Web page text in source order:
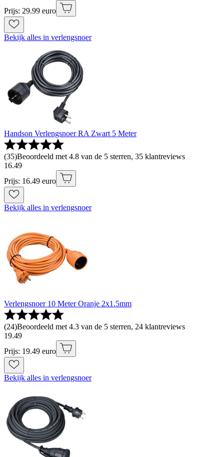
Prijs: 29.99 euro
Bekijk alles in verlengsnoer
Handson Verlengsnoer RA Zwart 5 Meter
(35)Beoordeeld met 4.8 van de 5 sterren, 35 klantreviews
16.49
Prijs: 16.49 euro
Bekijk alles in verlengsnoer
Verlengsnoer 10 Meter Oranje 2x1.5mm
(24)Beoordeeld met 4.3 van de 5 sterren, 24 klantreviews
19.49
Prijs: 19.49 euro
Bekijk alles in verlengsnoer